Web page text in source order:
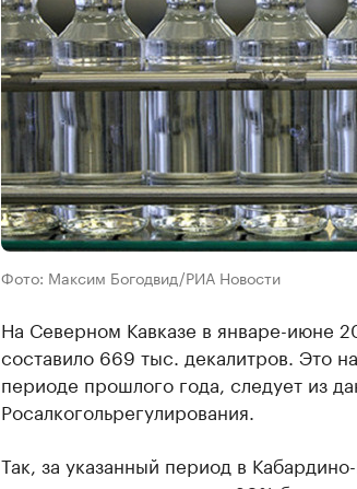
Фото: Максим Богодвид/РИА Новости
На Северном Кавказе в январе-июне
составило 669 тыс. декалитров. Это
периоде прошлого года, следует из
Росалкогольрегулирования.
Так, за указанный период в